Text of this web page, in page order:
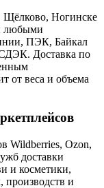
Щёлково, Ногинске
любыми
ПЭК, Байкал
Доставка по
от веса и объема
Wildberries, Ozon,
доставки
и косметики,
производств и